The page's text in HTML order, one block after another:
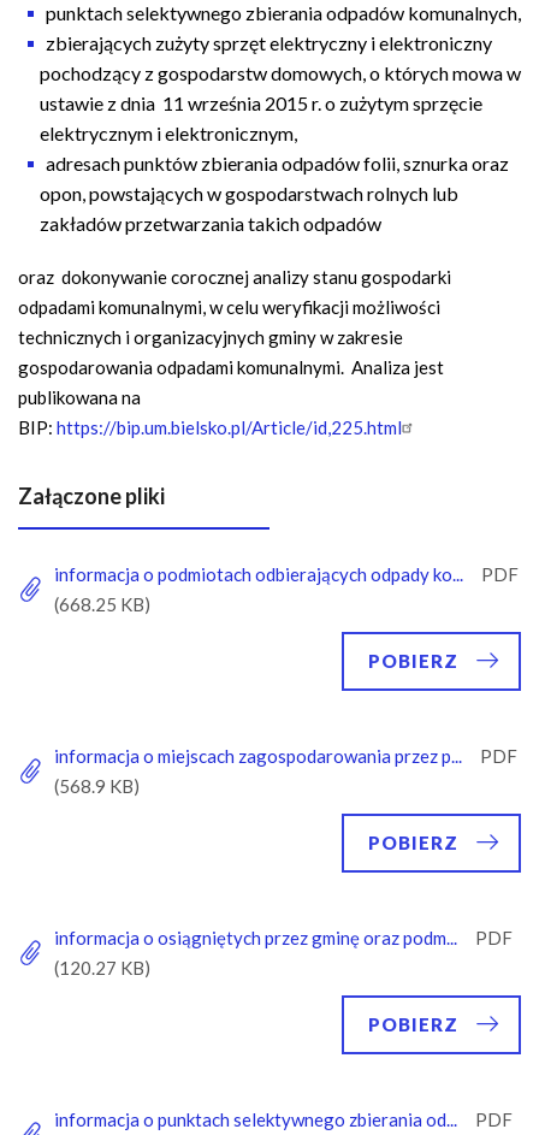
punktach selektywnego zbierania odpadów komunalnych,
zbierających zużyty sprzęt elektryczny i elektroniczny
pochodzący z gospodarstw domowych, o których mowa w
ustawie z dnia 11 września 2015 r. o zużytym sprzęcie
elektrycznym i elektronicznym,
adresach punktów zbierania odpadów folii, sznurka oraz
opon, powstających w gospodarstwach rolnych lub
zakładów przetwarzania takich odpadów
oraz dokonywanie corocznej analizy stanu gospodarki
odpadami komunalnymi, w celu weryfikacji możliwości
technicznych i organizacyjnych gminy w zakresie
gospodarowania odpadami komunalnymi. Analiza jest
publikowana na
BIP: https://bip.um.bielsko.pl/Article/id,225.html
Załączone pliki
informacja o podmiotach odbierających odpady ko...
POBIERZ
informacja o miejscach zagospodarowania przez p...
POBIERZ
informacja o osiągniętych przez gminę oraz podm...
POBIERZ
informacja o punktach selektywnego zbierania od...